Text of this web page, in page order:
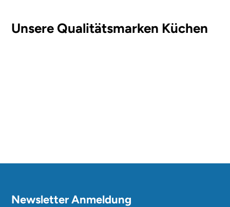
Unsere Qualitätsmarken Küchen
Newsletter Anmeldung